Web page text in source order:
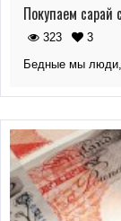
Покупаем
323
3
Бедные мы